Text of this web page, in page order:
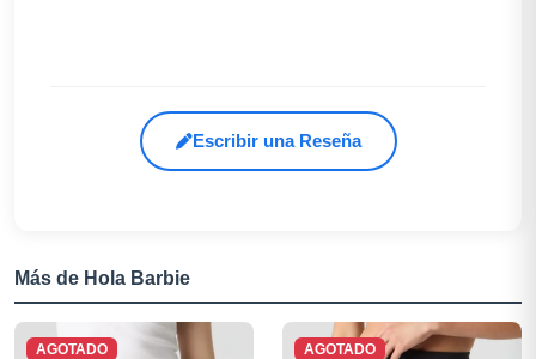
Escribir una Reseña
Más de Hola Barbie
AGOTADO AGOTADO